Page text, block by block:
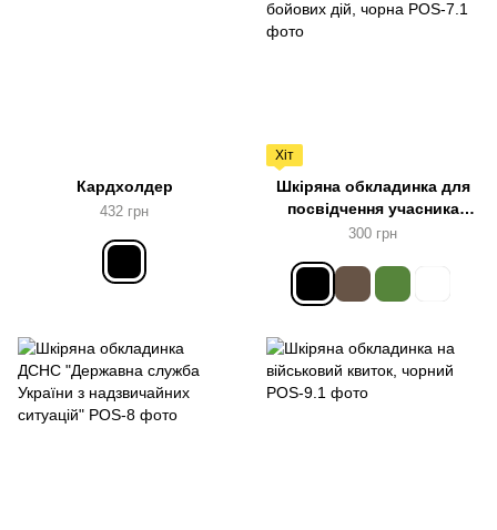
Кардхолдер
432 грн
Хіт
Шкіряна обкладинка для
посвідчення учасника
бойових дій, чорна
300 грн